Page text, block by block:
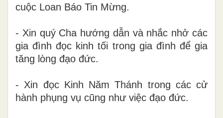
cuộc Loan Báo Tin Mừng.
- Xin quý Cha hướng dẫn và nhắc nhở các
gia đình đọc kinh tối trong gia đình để gia
tăng lòng đạo đức.
- Xin đọc Kinh Năm Thánh trong các cử
hành phụng vụ cũng như việc đạo đức.